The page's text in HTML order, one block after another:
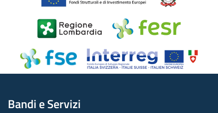
Bandi e Servizi